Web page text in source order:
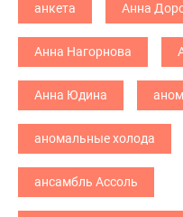
анкета Анна
Анна Нагорнова
Анна Юдина
аномальные холода
ансамбль Ассоль